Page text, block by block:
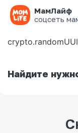
МамЛайф
соцсеть
Ошибка на
Найдите